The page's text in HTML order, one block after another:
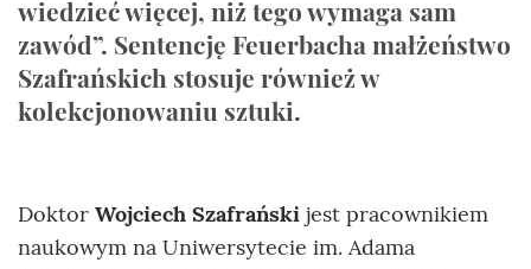
wiedzieć więcej, niż tego wymaga sam
zawód”. Sentencję Feuerbacha małżeństwo
Szafrańskich stosuje również w
kolekcjonowaniu sztuki.
Doktor Wojciech Szafrański jest pracownikiem
naukowym na Uniwersytecie im. Adama